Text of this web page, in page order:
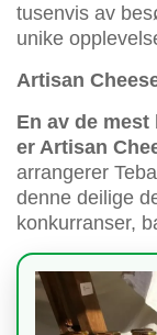
tusenvis av
unike
Artisan
En av de
er Artisan
arrangerer
denne deilige
konkurranser,